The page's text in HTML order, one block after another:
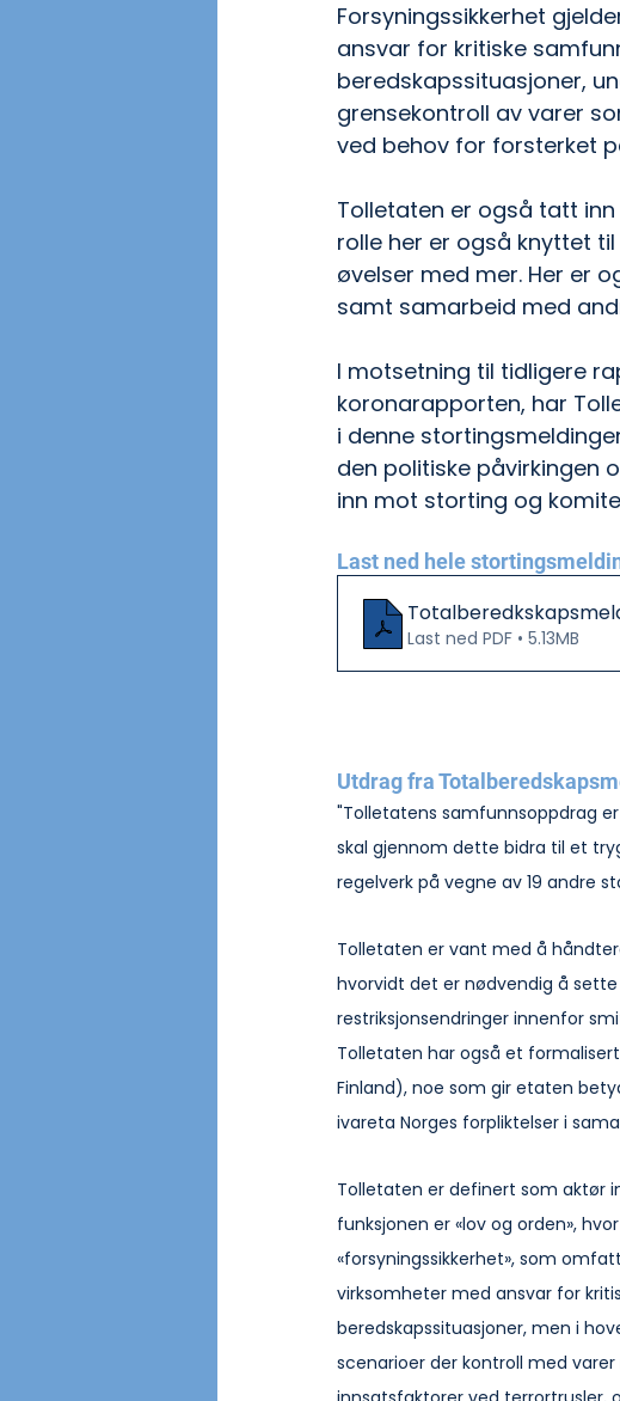
Forsyningssikkerhet
ansvar for kritiske
beredskapssituasjoner,
grensekontroll av varer
ved behov for forsterket
Tolletaten er også tatt
rolle her er også knyttet
øvelser med mer. Her er
samt samarbeid med
I motsetning til tidligere
koronarapporten, har
i denne
den politiske påvirkingen
inn mot storting og
Last ned hele
Last ned PDF • 5.13MB
Utdrag fra
"Tolletatens samfunnsoppdrag
skal gjennom dette bidra til et
regelverk på vegne av 19 andre
Tolletaten er vant med å
hvorvidt det er nødvendig å
restriksjonsendringer innenfor
Tolletaten har også et
Finland), noe som gir etaten
ivareta Norges forpliktelser i
Tolletaten er definert som aktør
funksjonen er «lov og orden»,
«forsyningssikkerhet», som
virksomheter med ansvar for
beredskapssituasjoner, men i
scenarioer der kontroll med